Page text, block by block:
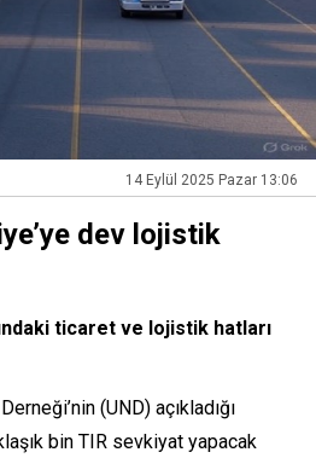
14 Eylül 2025 Pazar 13:06
dev lojistik
ticaret ve lojistik hatları
(UND) açıkladığı
bin TIR sevkiyat yapacak